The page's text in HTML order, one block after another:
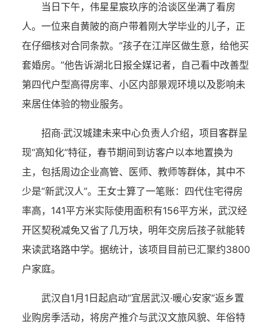
当日下午，伟星星宸玖序的洽谈区坐满了看房
人。一位来自黄陂的商户带着刚大学毕业的儿子，正
在仔细核对合同条款。“孩子在江岸区做生意，给他买
套婚房。”他告诉湖北日报全媒记者，自己看中改善型
第四代户型高得房率、小区内部景观环境以及影响未
来居住体验的物业服务。
招商·武汉城建未来中心负责人介绍，项目客群呈
现“高知化”特征，春节期间到访客户以本地置换为
主，包括周边企业高管、医师、教师等群体，其中不
少是“新武汉人”。王女士算了一笔账：四代住宅得房
率高，141平方米实际使用面积有156平方米，武汉经
开区契税减免又省了几万块，明年交房后孩子就能转
来读武珞路中学。据统计，该项目目前已汇聚约3800
户家庭。
武汉自1月1日起启动“宜居武汉·暖心安家”返乡置
业购房季活动，将房产推介与武汉文旅风貌、年俗特